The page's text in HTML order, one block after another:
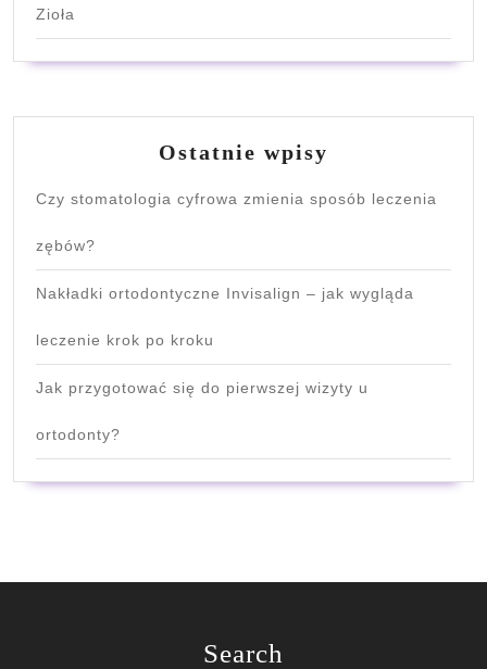
Zioła
Ostatnie wpisy
Czy stomatologia cyfrowa zmienia sposób leczenia
zębów?
Nakładki ortodontyczne Invisalign – jak wygląda
leczenie krok po kroku
Jak przygotować się do pierwszej wizyty u
ortodonty?
Search